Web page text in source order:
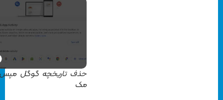
حذف تاریخچه گوگل مپس در